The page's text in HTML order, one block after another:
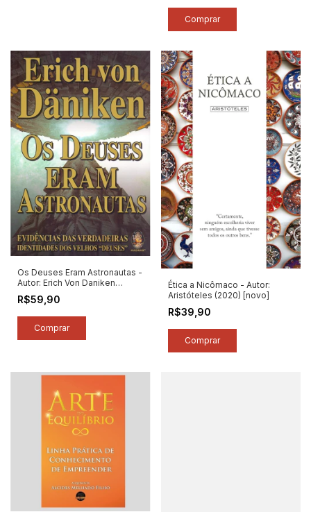
Os Deuses Eram Astronautas -
Autor: Erich Von Daniken
(2020) [novo]
R$59,90
Ética a Nicômaco - Autor:
Aristóteles (2020) [novo]
R$39,90